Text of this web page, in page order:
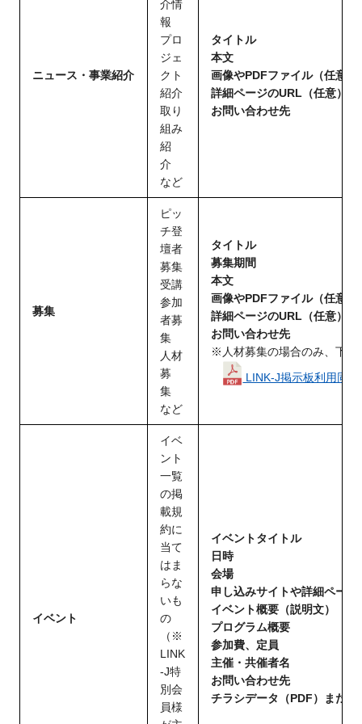
閉じる
ニュース・事業紹介
介情
報
プロ
ジェ
クト
紹介
取り
組み
紹
介
など
タイトル
本文
画像やPDFファイル（任意）
詳細ページのURL（任意）
お問い合わせ先
募集
ピッ
チ登
壇者
募集
受講
参加
者募
集
人材
募
集
など
タイトル
募集期間
本文
画像やPDFファイル（任意）
詳細ページのURL（任意）
お問い合わせ先
※人材募集の場合のみ、下記
LINK-J掲示板利用同
イベント
イベ
ント
一覧
の掲
載規
約に
当て
はま
らな
いも
の
（※
LINK
-J特
別会
員様
イベントタイトル
日時
会場
申し込みサイトや詳細ページ
イベント概要（説明文）
プログラム概要
参加費、定員
主催・共催者名
お問い合わせ先
チラシデータ（PDF）また